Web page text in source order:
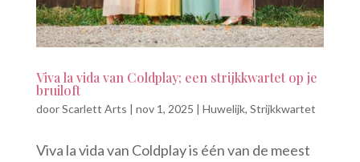
Viva la vida van Coldplay; een strijkkwartet op je
bruiloft
doorScarlett Arts | nov 1, 2025 | Huwelijk, Strijkkwartet
Viva la vida van Coldplay is één van de meest